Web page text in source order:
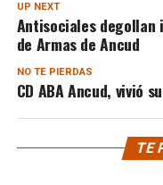
UP NEXT
Antisociales degollan
de Armas de Ancud
NO TE PIERDAS
CD ABA Ancud, vivió
TE